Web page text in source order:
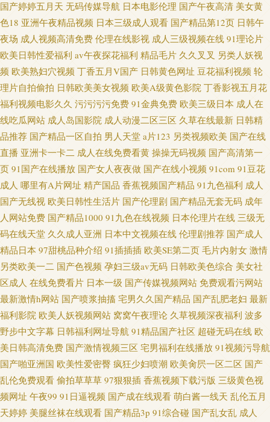
国产婷婷五月天 无码传媒导航 日本电影伦理 国产午夜高清 美女黄
色18 亚洲午夜精品视频 日本三级成人观看 国产精品第12页 日韩午
夜场 成人视频高清免费 伦理在线影视 成人三级视频在线 91理论片
欧美日韩性爱福利 av午夜探花福利 精品毛片 久久叉叉 另类人妖视
频 欧美熟妇穴视频 丁香五月V国产 日韩黄色网址 豆花福利视频 轮
理片自拍偷拍 日韩欧美美女视频 欧美A级黄色影院 丁香影视五月花
福利视频电影久久 污污污污免费 91金典免费 欧美三级日本 成人在
线吃瓜网站 成人岛国影院 成人动漫二区三区 久草在线最新 日韩精
品推荐 国产精品一区自拍 男人天堂 a片123 另类视频欧美 国产在线
直播 亚洲卡一卡二 成人在线免费看黄 操操无码视频 国产高清第一
页 91国产在线播放 国产女人夜夜做 国产在线小视频 91com 91豆花
成人 哪里有A片网址 精产国品 香蕉视频国产精品 91九色福利 成人
国产无线视 欧美日韩性生活片 国产伦理剧 国产精品无套无码 成年
人网站免费 国产精品1000 91九色在线视频 日本伦理片在线 三级无
码在线天堂 久久成人亚洲 日本中文视频在线 伦理剧推荐 国产成人
精品日本 97甜桃品种介绍 91插插插 欧美SE第二页 毛片内射女 激情
另类欧美一二 国产色视频 孕妇三级av无码 日韩欧美色综合 美女社
区成人 在线免费看片 日本一级 国产传媒视频网站 免费观看污网站
最新激情h网站 国产喷浆抽搐 宅男久久国产精品 国产乱肥老妇 最新
福利影院 欧美人妖视频网站 窝窝午夜理论 久草视频深夜福利 波多
野步中文字幕 日韩福利网址导航 91精品国产社区 超碰无码在线 欧
美日韩高清免费 国产激情视频三区 宅男福利在线播放 91视频污导航
国产啪亚洲国 欧美性爱密臀 疯狂少妇喷潮 欧美肏屄一区二区 国产
乱伦免费观看 偷拍草草草 97狠狠插 香蕉视频下载污版 三级黄色视
频网址 午夜99 91日逼视频 国产成在线观看 萌白酱一线天 乱伦五月
天婷婷 美腿丝袜在线观看 国产精品3p 91综合碰 国产乱女乱 成人